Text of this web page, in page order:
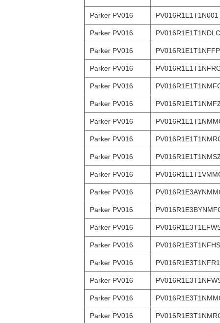
Parker PV016 PV016R1E1T1N001
Parker PV016 PV016R1E1T1NDLC
Parker PV016 PV016R1E1T1NFFP
Parker PV016
Parker PV016
Parker PV016
Parker PV016
Parker PV016
Parker PV016
Parker PV016
Parker PV016
Parker PV016
Parker PV016
Parker PV016 PV016R1E3T1NFHS
Parker PV016 PV016R1E3T1NFR1
Parker PV016
Parker PV016
Parker PV016